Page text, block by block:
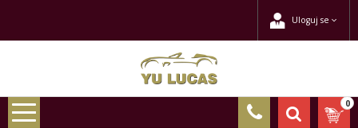
Uloguj se
0